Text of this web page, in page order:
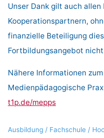
Unser Dank gilt auch
Kooperationspartnern,
finanzielle Beteiligung
Fortbildungsangebot
Nähere Informationen
Medienpädagogische
t1p.de/mepps
Ausbildung / Fachschule /